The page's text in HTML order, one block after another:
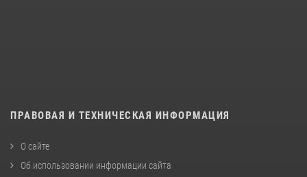
ПРАВОВАЯ И ТЕХНИЧЕСКАЯ ИНФОРМАЦИЯ
О сайте
Об использовании информации сайта